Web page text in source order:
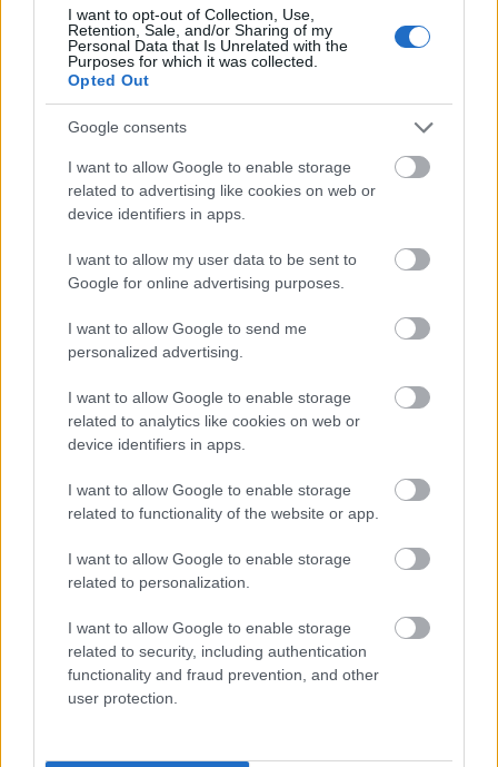
I want to opt-out of Collection, Use,
Retention, Sale, and/or Sharing of my
Personal Data that Is Unrelated with the
Purposes for which it was collected.
Opted Out
Google consents
I want to allow Google to enable storage
related to advertising like cookies on web or
device identifiers in apps.
I want to allow my user data to be sent to
Google for online advertising purposes.
I want to allow Google to send me
personalized advertising.
I want to allow Google to enable storage
related to analytics like cookies on web or
device identifiers in apps.
I want to allow Google to enable storage
related to functionality of the website or app.
I want to allow Google to enable storage
related to personalization.
I want to allow Google to enable storage
related to security, including authentication
functionality and fraud prevention, and other
user protection.
Nézői zeneszerzés és
közönségtalálkozó
invitálja nézőit a Maladype Színház. az apropó: a
Tojáséj című előadásuk 50. alkalommal látható a